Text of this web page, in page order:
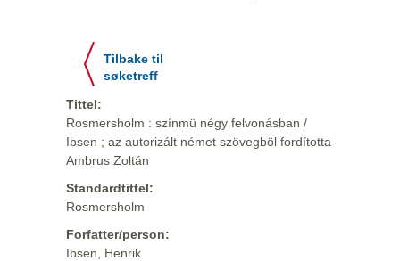
Tilbake til
søketreff
Tittel:
Rosmersholm : színmü négy felvonásban /
Ibsen ; az autorizált német szövegböl fordította
Ambrus Zoltán
Standardtittel:
Rosmersholm
Forfatter/person:
Ibsen, Henrik